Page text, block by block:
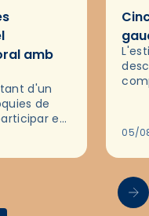
amb
d'un
de
en
05/